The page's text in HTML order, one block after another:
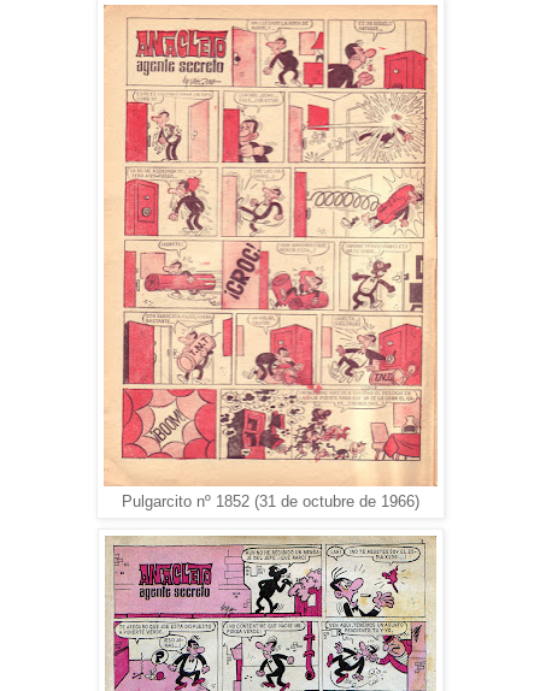
Pulgarcito nº 1852 (31 de octubre de 1966)